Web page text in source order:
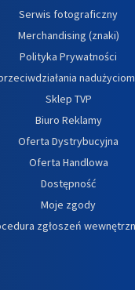
Serwis fotograficzny
Merchandising (znaki)
Polityka Prywatności
Sklep TVP
Biuro Reklamy
Oferta Dystrybucyjna
Oferta Handlowa
Dostępność
Moje zgody
zgłoszeń